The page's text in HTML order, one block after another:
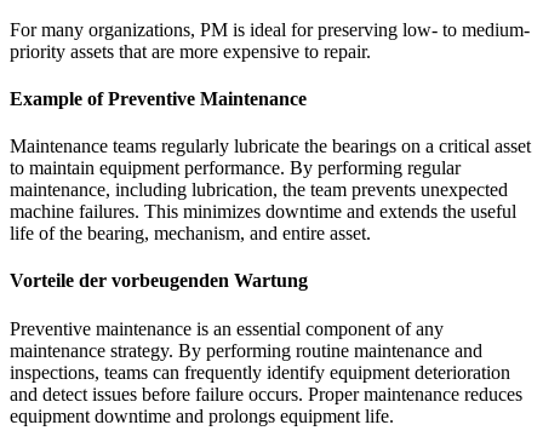
For many organizations, PM is ideal for preserving low- to medium-
priority assets that are more expensive to repair.
Example of Preventive Maintenance
Maintenance teams regularly lubricate the bearings on a critical asset
to maintain equipment performance. By performing regular
maintenance, including lubrication, the team prevents unexpected
machine failures. This minimizes downtime and extends the useful
life of the bearing, mechanism, and entire asset.
Vorteile der vorbeugenden Wartung
Preventive maintenance is an essential component of any
maintenance strategy. By performing routine maintenance and
inspections, teams can frequently identify equipment deterioration
and detect issues before failure occurs. Proper maintenance reduces
equipment downtime and prolongs equipment life.